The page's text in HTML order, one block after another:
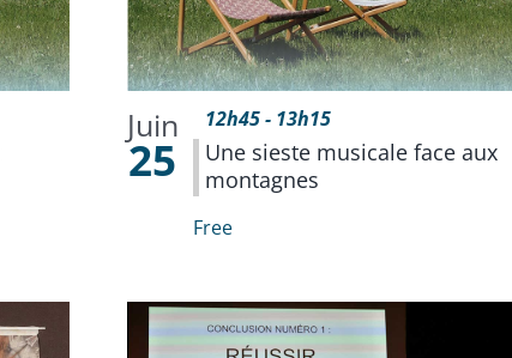
Juin
25
12h45- 13h15
Une sieste musicale face aux
montagnes
Free